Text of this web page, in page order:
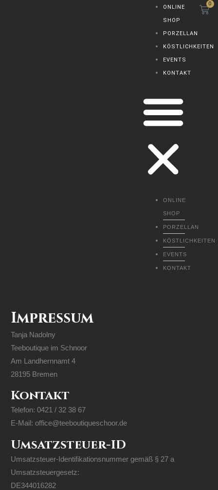
ONLINE
SHOP
PORZELLAN
KÖSTLICHKEITEN
EVENTS
KONTAKT
Menü
ONLINE
SHOP
PORZELLAN
KÖSTLICHKEITEN
EVENTS
KONTAKT
0
Impressum
Tanja Nadolny
Teeboutique im Schnoor
Am Landhernnamt 4
28195 Bremen
Kontakt
Telefon: 0421 / 32 38 67
E-Mail: office@teeboutiqueschoor.de
Umsatzsteuer-ID
Umsatzsteuer-Identifikationsnummer gemäß § 27 a
Umsatzsteuergesetz:
DE344016282